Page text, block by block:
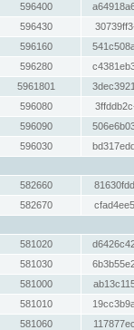
596400
596430
596160
596280
5961801
596080
596090
596030
582660
582670
581020
581030
581000
581010
581060